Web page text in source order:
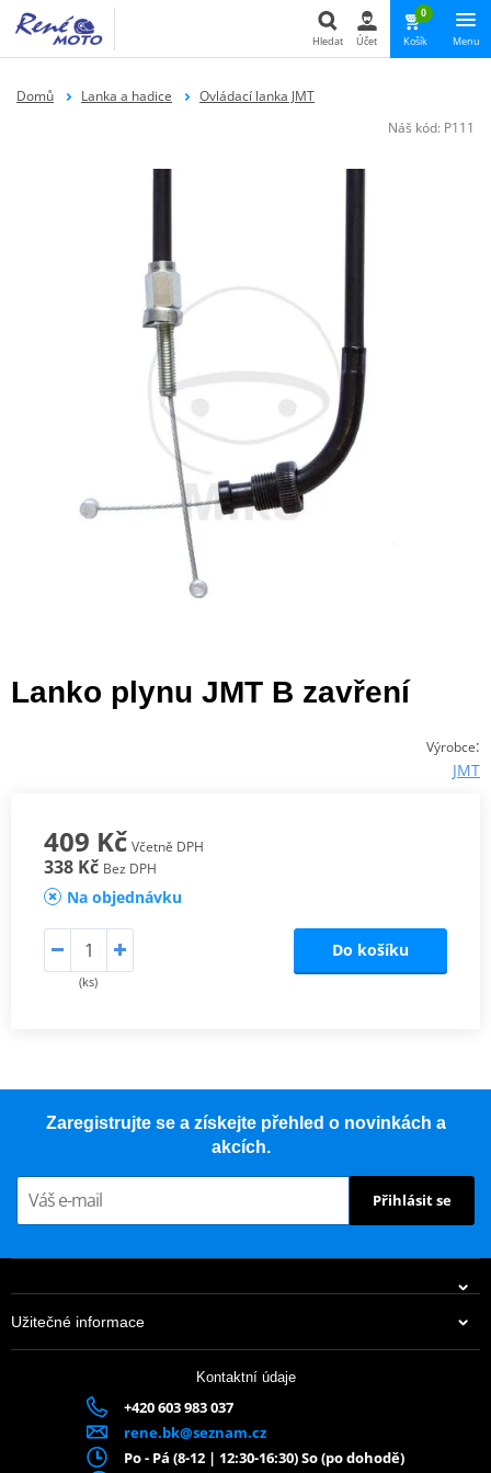
Hledat Účet
0
Košík Menu
Domů Lanka a hadice
Ovládací lanka JMT
Náš kód: P111
Lanko plynu JMT B zavření
Výrobce:
JMT
409 Kč Včetně DPH
338 Kč Bez DPH
Na objednávku
(ks)
Do košíku
Zaregistrujte se a získejte přehled o novinkách a
akcích.
Přihlásit se
Užitečné informace
Kontaktní údaje
+420 603 983 037
rene.bk@seznam.cz
Po - Pá (8-12 | 12:30-16:30) So (po dohodě)